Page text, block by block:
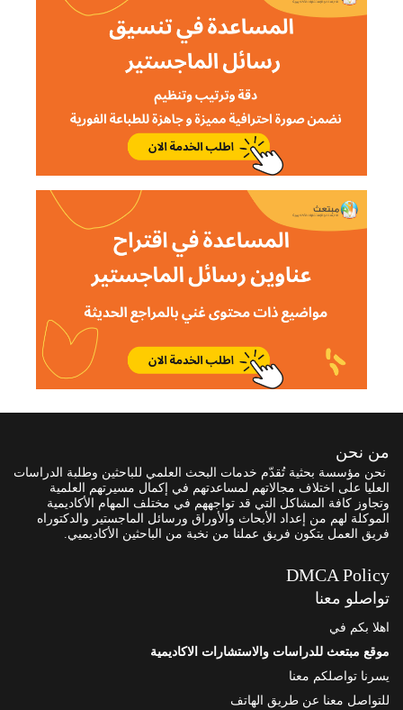
من نحن
نحن مؤسسة بحثية تُقدّم خدمات البحث العلمي للباحثين وطلبة الدراسات
العليا على اختلاف مجالاتهم لمساعدتهم في إكمال مسيرتهم العلمية
وتجاوز كافة المشاكل التي قد تواجههم في مختلف المهام الأكاديمية
الموكلة لهم من إعداد الأبحاث والأوراق ورسائل الماجستير والدكتوراه
فريق العمل يتكون فريق عملنا من نخبة من الباحثين الأكاديميي.
DMCA Policy
تواصلو معنا
اهلا بكم في
موقع مبتعث للدراسات والاستشارات الاكاديمية
يسرنا تواصلكم معنا
للتواصل معنا عن طريق الهاتف